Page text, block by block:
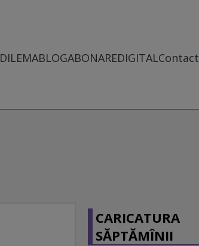
DILEMABLOGABONAREDIGITALContact
CARICATURA
SĂPTĂMÎNII